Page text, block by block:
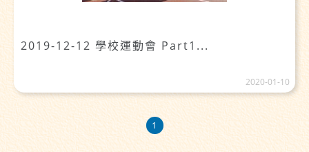
2019-12-12 學校運動會 Part1...
2020-01-10
1